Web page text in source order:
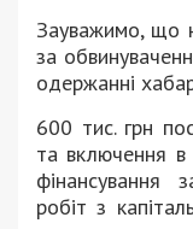
Зауважимо, що
за
одержанні
600 тис. грн
та включення в
фінансування
робіт з